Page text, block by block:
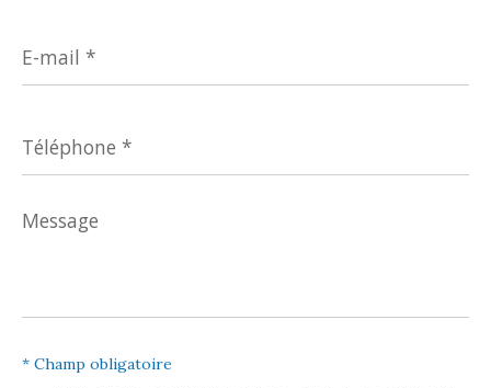
mail
*
*
Message
*
* Champ obligatoire